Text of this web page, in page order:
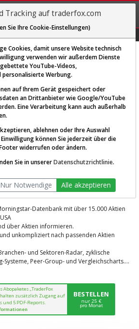
REGIS-
TRIEREN
ist nur für
Plattform von
Datenbank mit über 15.000 Aktien
über Aktien informieren.
unkompliziert nach passenden Aktien
und Sektoren-Radar, zyklische
Systeme, Peer-Group- und Vergleichscharts....
„TraderFox
zusätzlich Zugang auf
und 5 PDF-Reports.
BESTELLEN
nur 25 €
pro Monat
Tracking auf traderfox.com
Sie Ihre Cookie-Einstellungen)
Cookies, damit unsere Website technisch
verwenden wir außerdem Dienste
YouTube-Videos,
personalisierte Werbung.
auf Ihrem Gerät gespeichert oder
an Drittanbieter wie Google/YouTube
Eine Verarbeitung kann auch außerhalb
ablehnen oder Ihre Auswahl
können Sie jederzeit über die
widerrufen oder ändern.
Sie in unsererDatenschutzrichtlinie.
Nur Notwendige Alle akzeptieren